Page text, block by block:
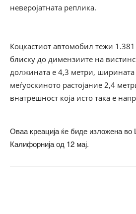
неверојатната реплика.
Коцкастиот автомобил тежи
блиску до димензиите на
должината е 4,3 метри, ширината
меѓуоскиното растојание 2,4
внатрешност која исто така е
Оваа креација ќе биде изложена во
Калифорнија од 12 мај.